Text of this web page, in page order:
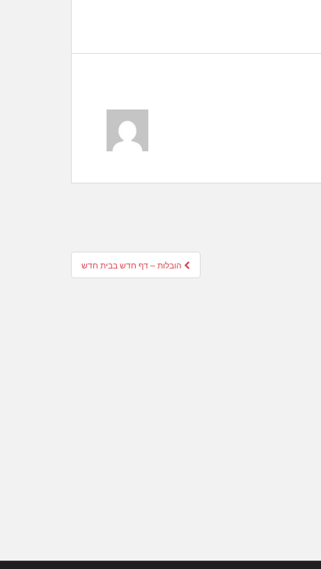
הובלות – דף חדש בבית חדש